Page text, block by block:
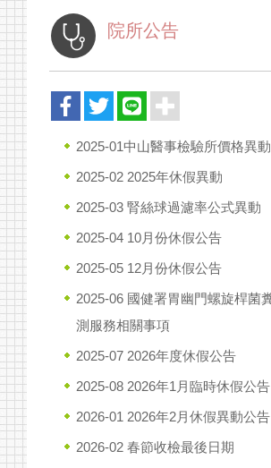
檢驗項目
最新消息
健檢套組
報告查詢
採檢須知
院所公告
2025-01中山醫事檢驗所價格異動
2025-02 2025年休假異動
2025-03 腎絲球過濾率公式異動
2025-04 10月份休假公告
2025-05 12月份休假公告
2025-06 國健署胃幽門螺旋桿菌
測服務相關事項
2025-07 2026年度休假公告
2025-08 2026年1月臨時休假公告
2026-01 2026年2月休假異動公告
2026-02 春節收檢最後日期